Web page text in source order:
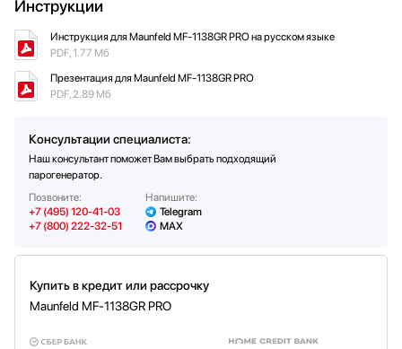
Инструкции
Инструкция для Maunfeld MF-1138GR PRO на русском языке
PDF, 1.77 Мб
Презентация для Maunfeld MF-1138GR PRO
PDF, 2.89 Мб
Консультации специалиста:
Наш консультант поможет Вам выбрать подходящий
парогенератор.
Позвоните:
+7 (495) 120-41-03
+7 (800) 222-32-51
Напишите:
Telegram
MAX
Купить в кредит или рассрочку
Maunfeld MF-1138GR PRO